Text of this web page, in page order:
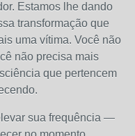
Estamos lhe dando
transformação que
uma vítima. Você não
não precisa mais
que pertencem
sua frequência —